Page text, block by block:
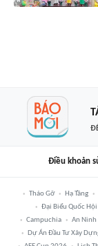
Điều khoản
Tháo Gỡ Hạ Tầng
Đại Biểu Quốc Hội
Campuchia
An Ninh
Dự Án Đầu Tư Xây